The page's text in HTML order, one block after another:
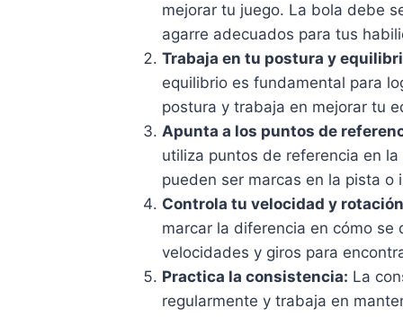
mejorar tu juego. La bola debe
agarre adecuados para tus
Trabaja en tu postura y
equilibrio es fundamental para
postura y trabaja en mejorar tu
Apunta a los puntos de
utiliza puntos de referencia en
pueden ser marcas en la pista o
Controla tu velocidad y
marcar la diferencia en cómo
velocidades y giros para
Practica la consistencia: La
regularmente y trabaja en